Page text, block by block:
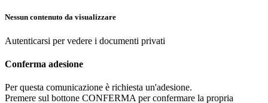
Nessun contenuto da visualizzare
Autenticarsi per vedere i documenti privati
Conferma adesione
Per questa comunicazione è richiesta un'adesione.
Premere sul bottone CONFERMA per confermare la propria